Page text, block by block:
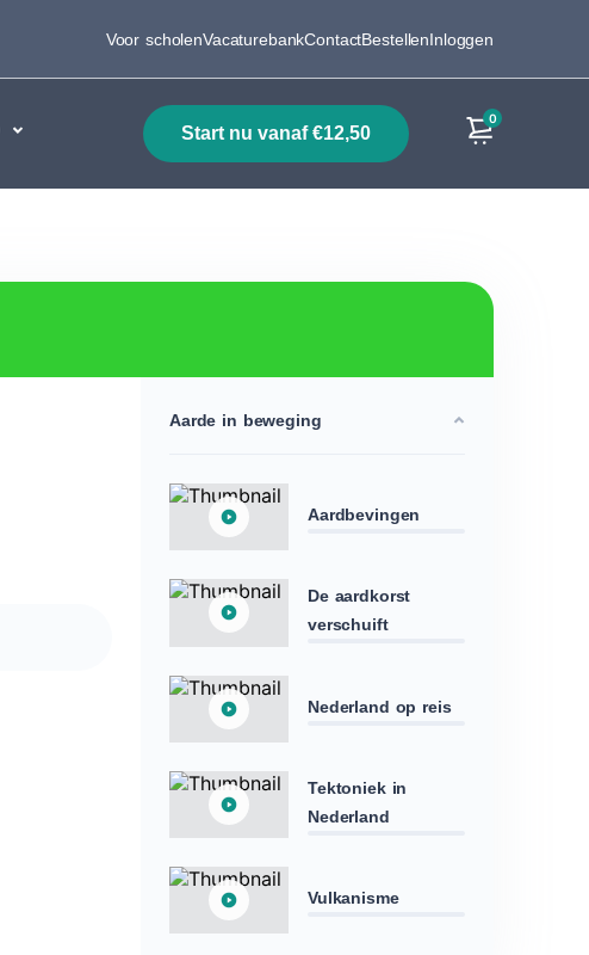
Voor scholenVacaturebankContactBestellenInloggen
start nu vanaf €12,50
0
Aarde in beweging
Aardbevingen
De aardkorst
verschuift
Nederland op reis
Tektoniek in
Nederland
Vulkanisme